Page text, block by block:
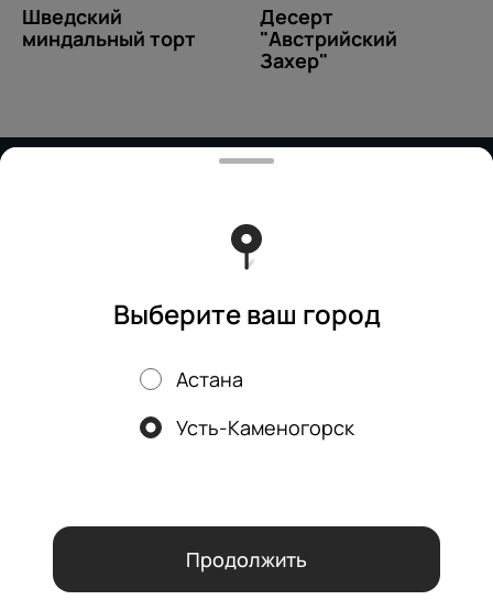
аналитических сервисов согласно нашейполитике
конфиденциальности
ОК
Шведский
миндальный торт
Десерт
"Австрийский
Захер"
Политика конфиденциальности
Акции, скидки, кэшбэк − в нашем приложении!
Выберите ваш город
Астана
Усть-Каменогорск